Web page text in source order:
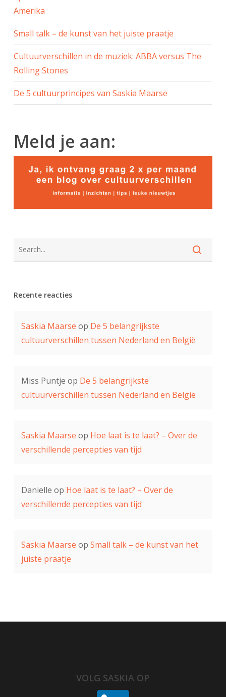
Amerika
Small talk – de kunst van het juiste praatje
Cultuurverschillen in de muziek: ABBA versus The
Rolling Stones
De 5 cultuurprincipes van Saskia Maarse
Meld je aan:
Recente reacties
Saskia Maarse op De 5 belangrijkste
cultuurverschillen tussen Nederland en België
Miss Puntje op De 5 belangrijkste
cultuurverschillen tussen Nederland en België
Saskia Maarse op Hoe laat is te laat? – Over de
verschillende percepties van tijd
Danielle op Hoe laat is te laat? – Over de
verschillende percepties van tijd
Saskia Maarse op Small talk – de kunst van het
juiste praatje
VOLG SASKIA OP